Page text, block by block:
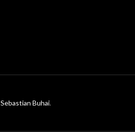
Sebastian Buhai.